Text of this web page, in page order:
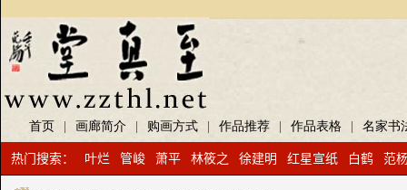
首页 画廊简介 购画方式 作品推荐 作品表格 名家书
热门搜索： 叶烂 管峻 萧平 林筱之 徐建明 红星宣纸 白鹤 范